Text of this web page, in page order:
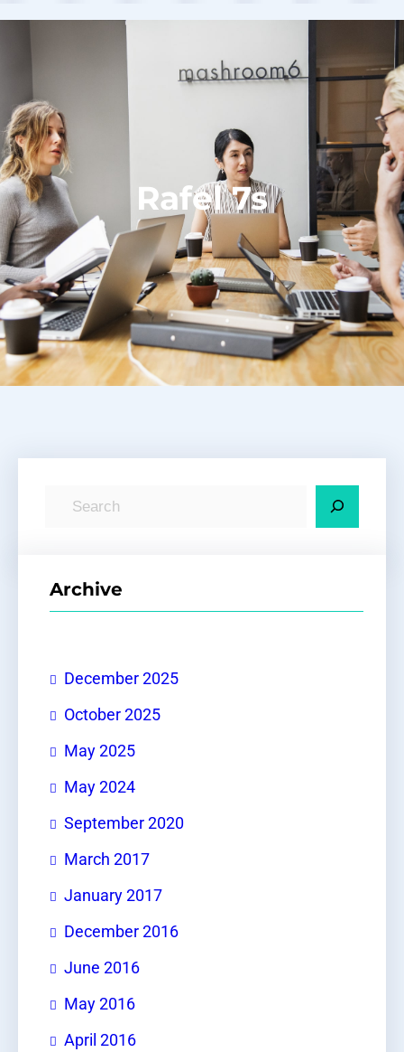
Rafel 7s
Archive
December 2025
October 2025
May 2025
May 2024
September 2020
March 2017
January 2017
December 2016
June 2016
May 2016
April 2016